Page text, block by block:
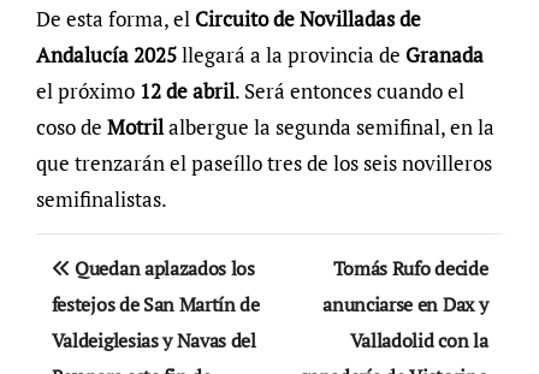
De esta forma, el Circuito de Novilladas de
Andalucía 2025llegará a la provincia de Granada
el próximo 12 de abril. Será entonces cuando el
coso de Motrilalbergue la segunda semifinal, en la
que trenzarán el paseíllo tres de los seis novilleros
semifinalistas.
Navegación
de
entradas
Quedan aplazados los
festejos de San Martín de
Valdeiglesias y Navas del
Tomás Rufo decide
anunciarse en Dax y
Valladolid con la